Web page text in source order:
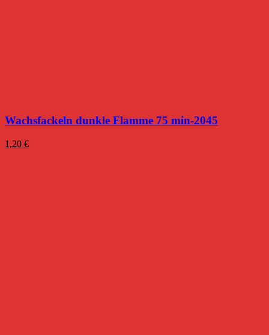
Wachsfackeln dunkle Flamme 75 min-2045
1,20 €